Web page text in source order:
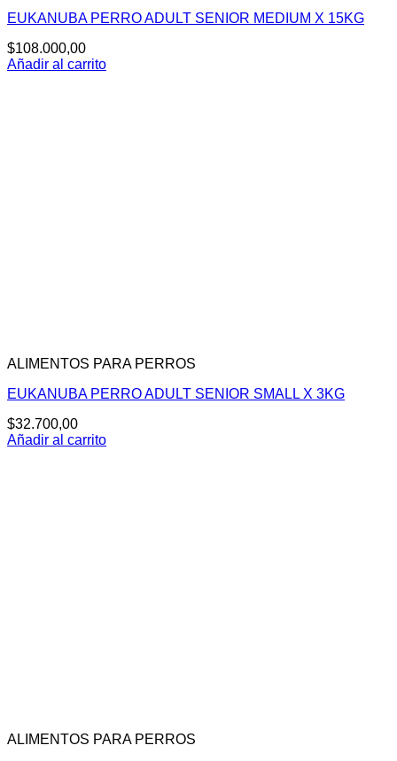
EUKANUBA PERRO ADULT SENIOR MEDIUM X 15KG
$108.000,00
Añadir al carrito
ALIMENTOS PARA PERROS
EUKANUBA PERRO ADULT SENIOR SMALL X 3KG
$32.700,00
Añadir al carrito
ALIMENTOS PARA PERROS